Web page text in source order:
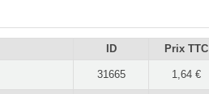
ID Prix TTC
31665 1,64 €